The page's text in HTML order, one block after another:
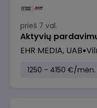
prieš 7 val.
Aktyvių
EHR MEDIA, UAB
1250 - 4150 €/mėn.